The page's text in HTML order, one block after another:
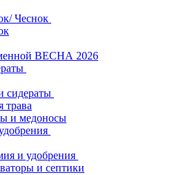
Чеснок
ВЕСНА 2026
сидераты
трава
и медоносы
и удобрения
и септики